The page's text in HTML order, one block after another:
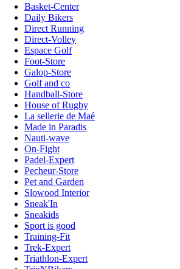
Basket-Center
Daily Bikers
Direct Running
Direct-Volley
Espace Golf
Foot-Store
Galop-Store
Golf and co
Handball-Store
House of Rugby
La sellerie de Maé
Made in Paradis
Nauti-wave
On-Fight
Padel-Expert
Pecheur-Store
Pet and Garden
Slowood Interior
Sneak'In
Sneakids
Sport is good
Training-Fit
Trek-Expert
Triathlon-Expert